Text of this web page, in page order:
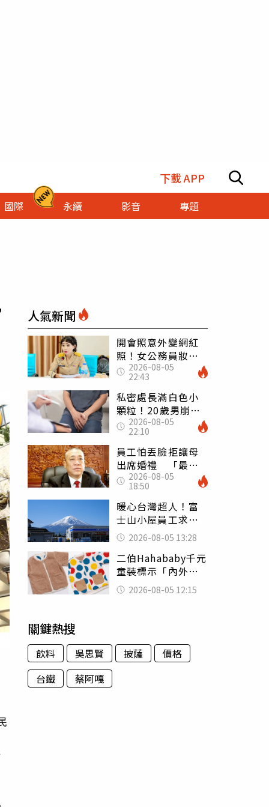
下載 APP
國際 永續 影音 專題
人氣新聞
開會照意外變網紅
照！女公務員妝容
掀2千則留言 本人
怒嗆：化妝有錯嗎
2026-08-05
22:43
私密處長滿白色小
顆粒！20歲男崩潰
求診 醫曝5大真相
別再誤會
2026-08-05
22:10
員工怕丟臉拒讓母
出席婚禮 「最愛
發錢老闆」震怒開
除：我看不起你
2026-08-05
18:50
暖心台灣超人！富
士山小屋員工求助
「想活下去」 山
友狂背物資上山：
台灣真的是寶島
2026-08-05 13:28
二伯Hahababy千元
童裝標示「內外層
皆純棉」 SGS檢
測證明：內裡100%
2026-08-05 12:15
關鍵熱搜
飲料 吳思賢 披薩
價格
台鐵
蔡阿嘎